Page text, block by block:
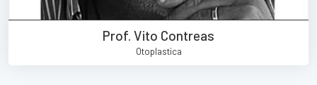
Prof. Vito Contreas
Otoplastica